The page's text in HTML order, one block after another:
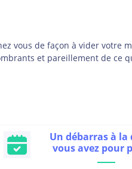
vous de façon à vider votre
et pareillement de ce
Un débarras à la
vous avez pour